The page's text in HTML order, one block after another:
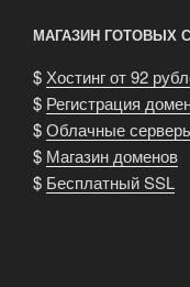
МАГАЗИН ГОТОВЫХ
$Хостинг от 92
$ Регистрация
$Облачные
$ Магазин доменов
$ Бесплатный SSL